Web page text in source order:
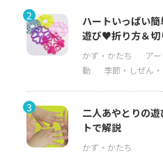
2
ハートいっぱい簡
遊び♥折り方＆切
3
二人あやとりの
トで解説